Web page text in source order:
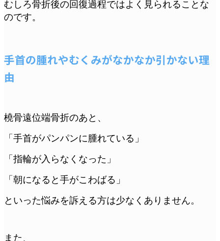
むしろ骨折後の回復過程ではよく見られることな
のです。
手首の腫れやむくみがなかなか引かない理
由
橈骨遠位端骨折のあと、
「手首がパンパンに腫れている」
「指輪が入らなくなった」
「朝になると手がこわばる」
といった悩みを訴える方は少なくありません。
また、